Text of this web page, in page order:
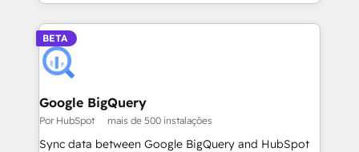
BETA
Google BigQuery
Por HubSpot mais de 500 instalações
Sync data between Google BigQuery and HubSpot